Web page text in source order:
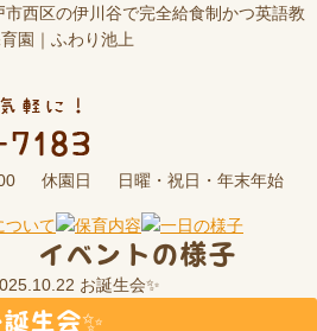
西区の伊川谷で完全給食制かつ英語教
園｜ふわり池上
休園日 日曜・祝日・年末年始
イベントの様子
お誕生会✨
生会✨